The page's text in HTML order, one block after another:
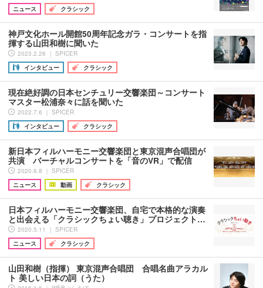
ニュース
クラシック
神戸文化ホール開館50周年記念ガラ・コンサートを指
揮する山田和樹に聞いた
2023.2.26 ｜ SPICER
インタビュー
クラシック
現在絶好調の日本センチュリー交響楽団～コンサート
マスター松浦奈々に話を聞いた
2022.7.6 ｜ SPICER
インタビュー
クラシック
新日本フィルハーモニー交響楽団と東京混声合唱団が
共演 バーチャルコンサートを「音のVR」で配信
2020.6.8 ｜ SPICER
ニュース
動画 クラシック
日本フィルハーモニー交響楽団、自宅で本格的な演奏
と出会える「クラシックちょい聴き」プロジェクト…
2020.5.11 ｜ SPICER
ニュース
クラシック
山田和樹（指揮） 東京混声合唱団 合唱名曲アラカル
ト 美しい日本の詞（うた）